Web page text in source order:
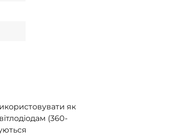
як
(360-